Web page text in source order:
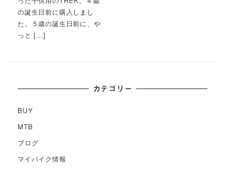
の誕生日前に購入しまし
た。５歳の誕生日前に、や
っと […]
カテゴリー
BUY
MTB
ブログ
マイバイク情報